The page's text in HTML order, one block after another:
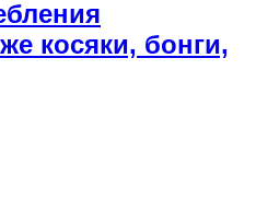
косяки, бонги,